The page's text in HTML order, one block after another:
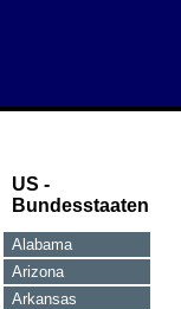
US -
Bundesstaaten
Alabama
Arizona
Arkansas